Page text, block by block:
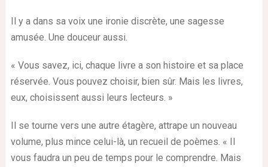
Il y a dans sa voix une ironie discrète, une sagesse
amusée. Une douceur aussi.
« Vous savez, ici, chaque livre a son histoire et sa place
réservée. Vous pouvez choisir, bien sûr. Mais les livres,
eux, choisissent aussi leurs lecteurs. »
Il se tourne vers une autre étagère, attrape un nouveau
volume, plus mince celui-là, un recueil de poèmes. « Il
vous faudra un peu de temps pour le comprendre. Mais